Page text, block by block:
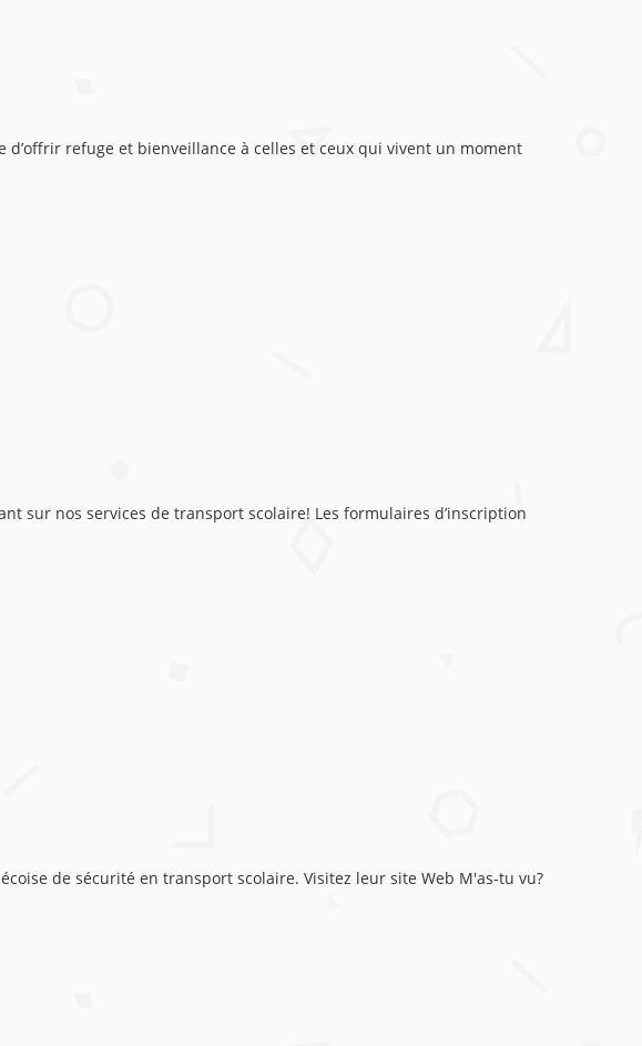
d’offrir refuge et bienveillance à celles et ceux qui vivent un moment
sur nos services de transport scolaire! Les formulaires d’inscription
de sécurité en transport scolaire. Visitez leur site Web M'as-tu vu?